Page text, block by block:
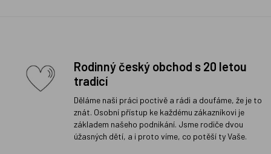
Rodinný český obchod s 20 letou
tradicí
Děláme naši práci poctivě a rádi a doufáme, že je to
znát. Osobní přístup ke každému zákazníkovi je
základem našeho podnikání. Jsme rodiče dvou
úžasných dětí, a i proto víme, co potěší ty Vaše.